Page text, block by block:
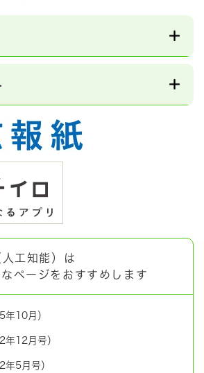
工知能）は
なページをおすすめします
年10月）
年12月号）
5月号）